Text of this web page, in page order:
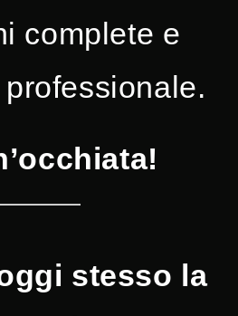
complete e
stesso la